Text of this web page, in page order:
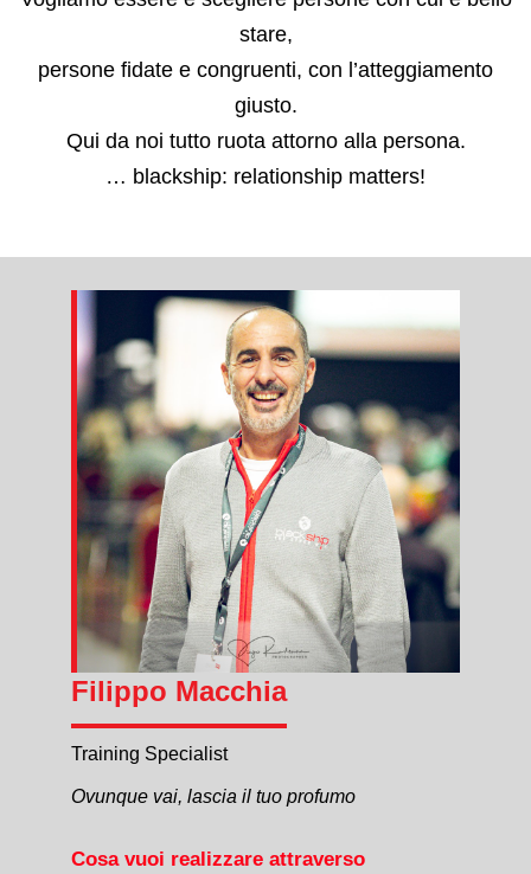
stare,
persone fidate e congruenti, con l’atteggiamento
giusto.
Qui da noi tutto ruota attorno alla persona.
… blackship: relationship matters!
Filippo Macchia
Training Specialist
Ovunque vai, lascia il tuo profumo
Cosa vuoi realizzare attraverso